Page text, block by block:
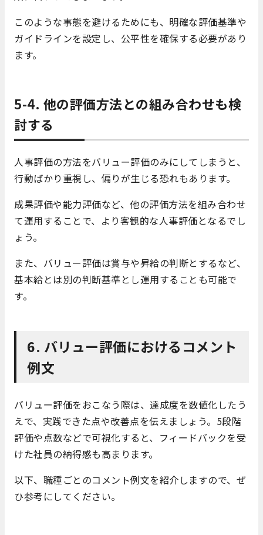
このような事態を避けるためにも、明確な評価基準や
ガイドラインを設定し、公平性を確保する必要があり
ます。
5-4. 他の評価方法との組み合わせも検
討する
人事評価の方法をバリュー評価のみにしてしまうと、
行動ばかり重視し、偏りが生じる恐れもあります。
成果評価や能力評価など、他の評価方法を組み合わせ
て運用することで、より客観的な人事評価となるでし
ょう。
また、バリュー評価は賞与や昇給の判断とするなど、
基本給とは別の判断基準とし運用することも可能で
す。
6. バリュー評価におけるコメント
例文
バリュー評価をおこなう際は、達成度を数値化したう
えで、実践できた点や改善点を伝えましょう。5段階
評価や点数などで可視化すると、フィードバックを受
けた社員の納得感も高まります。
以下、職種ごとのコメント例文を紹介しますので、ぜ
ひ参考にしてください。